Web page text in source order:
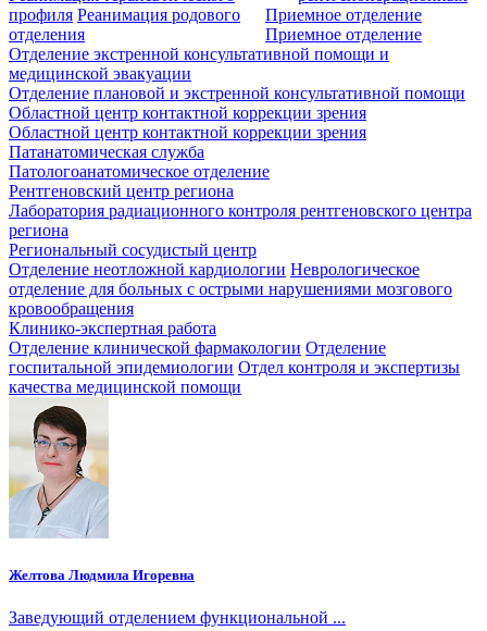
профиля Реанимация родового
отделения
Приемное отделение
Приемное отделение
Отделение экстренной консультативной помощи и
медицинской эвакуации
Отделение плановой и экстренной консультативной помощи
Областной центр контактной коррекции зрения
Областной центр контактной коррекции зрения
Патанатомическая служба
Патологоанатомическое отделение
Рентгеновский центр региона
Лаборатория радиационного контроля рентгеновского центра
региона
Региональный сосудистый центр
Отделение неотложной кардиологии Неврологическое
отделение для больных с острыми нарушениями мозгового
кровообращения
Клинико-экспертная работа
Отделение клинической фармакологии Отделение
госпитальной эпидемиологии Отдел контроля и экспертизы
качества медицинской помощи
Желтова Людмила Игоревна
Заведующий отделением функциональной ...